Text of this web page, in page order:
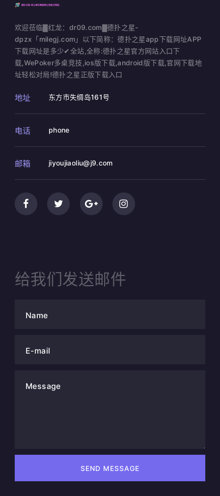
欢迎莅临▓红龙：dr09.com▓德扑之星-
dpzx「milegj.com」以下简称：德扑之星app下载网址APP
下载网址是多少✔全站,全称:德扑之星官方网站入口下
载,WePoker多桌竞技,ios版下载,android版下载,官网下载地
址轻松对局!德扑之星正版下载入口
地址 东方市失绸岛161号
电话 phone
邮箱 jiyoujiaoliu@j9.com
给我们发送邮件
Name
E-mail
Message
SEND MESSAGE